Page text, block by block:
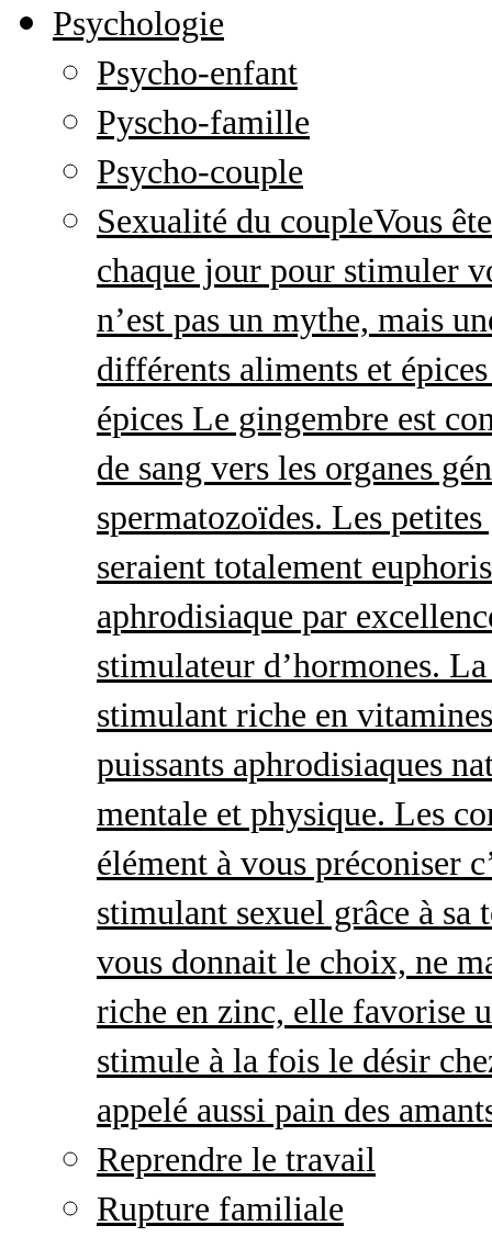
Psychologie
Psycho-enfant
Pyscho-famille
Psycho-couple
Sexualité du coupleVous
chaque jour pour stimuler
n’est pas un mythe, mais
différents aliments et
épices Le gingembre est
de sang vers les organes
spermatozoïdes. Les
seraient totalement
aphrodisiaque par
stimulateur d’hormones.
stimulant riche en
puissants aphrodisiaques
mentale et physique. Les
élément à vous préconiser
stimulant sexuel grâce à sa
vous donnait le choix, ne
riche en zinc, elle favorise
stimule à la fois le désir
appelé aussi pain des
Reprendre le travail
Rupture familiale